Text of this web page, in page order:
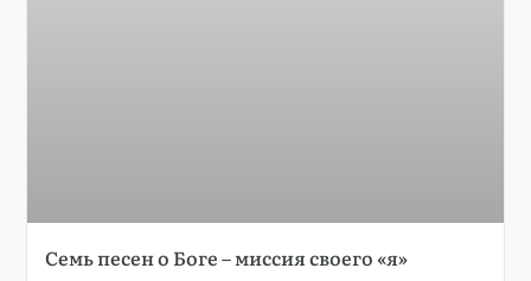
Семь песен о Боге – миссия своего «я»